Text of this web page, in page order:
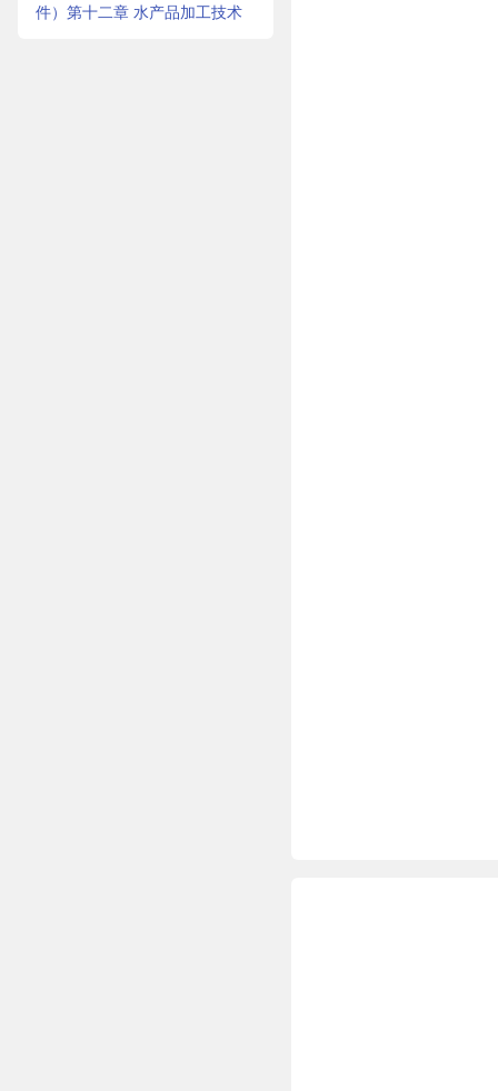
件）第十二章 水产品加工技术